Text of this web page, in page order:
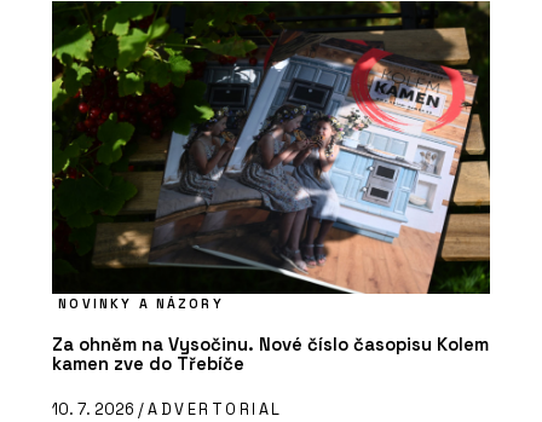
NOVINKY A NÁZORY
Za ohněm na Vysočinu. Nové číslo časopisu Kolem
kamen zve do Třebíče
10. 7. 2026 /ADVERTORIAL